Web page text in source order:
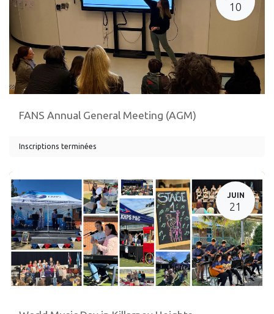
10
FANS Annual General Meeting (AGM)
Inscriptions terminées
JUIN
21